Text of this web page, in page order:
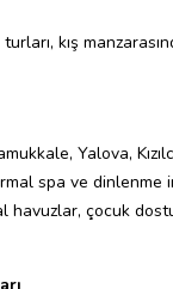
kış
Yalova,
spa ve dinlenme
havuzlar, çocuk